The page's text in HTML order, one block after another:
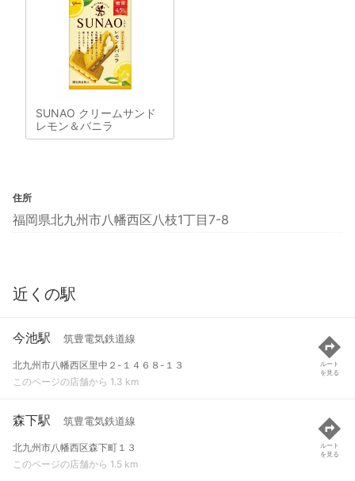
SUNAO クリームサンド
レモン＆バニラ
住所
福岡県北九州市八幡西区八枝1丁目7-8
近くの駅
今池駅 筑豊電気鉄道線
北九州市八幡西区里中２-１４６８-１３
このページの店舗から 1.3 km
ルート
を見る
森下駅 筑豊電気鉄道線
北九州市八幡西区森下町１３
このページの店舗から 1.5 km
ルート
を見る